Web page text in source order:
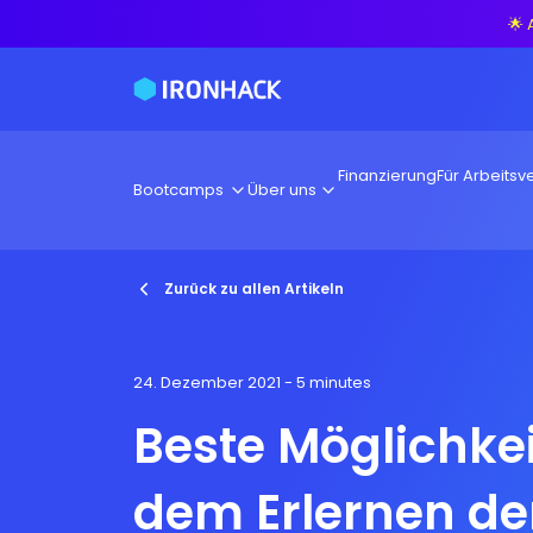
🌟
Bootcamps Über uns
FinanzierungFür
Zurück zu allen Artikeln
24. Dezember 2021 - 5 minutes
Beste
dem Erlernen